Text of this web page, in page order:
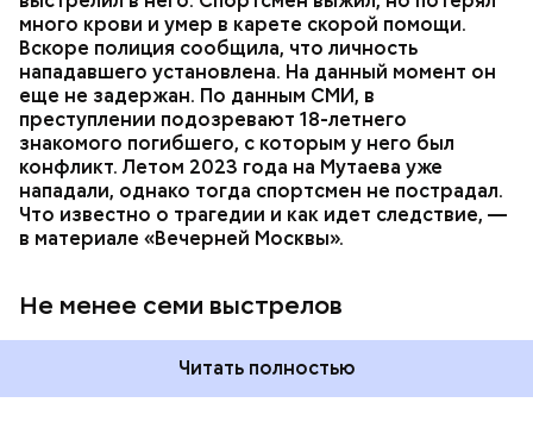
много крови и умер в карете скорой помощи.
Вскоре полиция сообщила, что личность
нападавшего установлена. На данный момент он
еще не задержан. По данным СМИ, в
преступлении подозревают 18-летнего
знакомого погибшего, с которым у него был
конфликт. Летом 2023 года на Мутаева уже
нападали, однако тогда спортсмен не пострадал.
Что известно о трагедии и как идет следствие, —
в материале «Вечерней Москвы».
Не менее семи выстрелов
Читать полностью